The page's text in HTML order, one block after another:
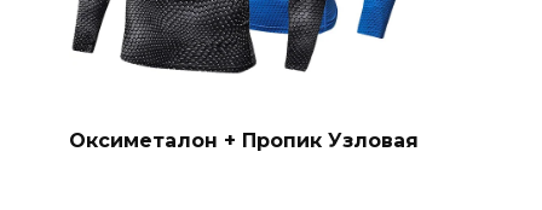
Оксиметалон + Пропик Узловая